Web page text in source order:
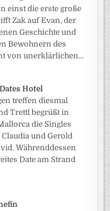
einst die erste große
Zak auf Evan, der
Geschichte und
Bewohnern des
von unerklärlichen...
Hotel
treffen diesmal
Trettl begrüßt in
die Singles
und Gerold
Währenddessen
Date am Strand